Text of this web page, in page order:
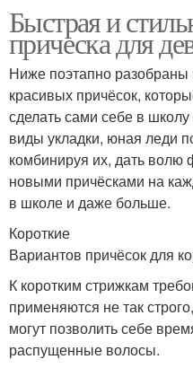
Быстрая и
прическа для
Ниже поэтапно
красивых причёсок,
сделать сами себе в
виды укладки, юная леди
комбинируя их, дать волю
новыми причёсками на
в школе и даже больше.
Короткие
Вариантов причёсок для
К коротким стрижкам
применяются не так
могут позволить себе
распущенные волосы.